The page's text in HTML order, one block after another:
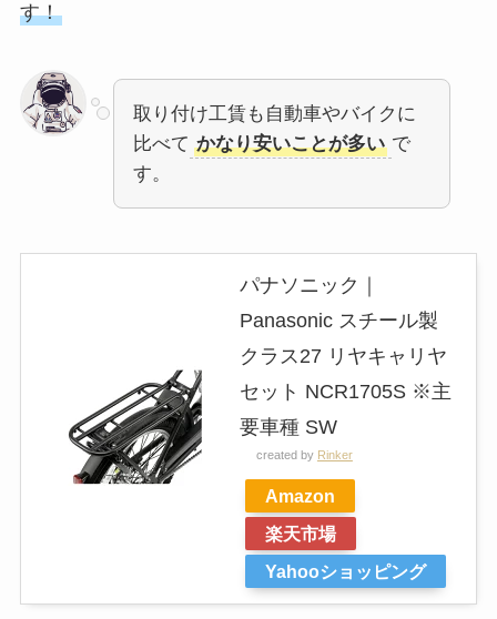
す！
取り付け工賃も自動車やバイクに
比べて かなり安いことが多い で
す。
パナソニック｜
Panasonic スチール製
クラス27 リヤキャリヤ
セット NCR1705S ※主
要車種 SW
created by Rinker
Amazon
楽天市場
Yahooショッピング